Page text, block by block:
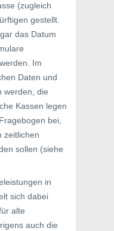
(zugleich
gestellt.
das Datum
Im
Daten und
werden, die
Kassen legen
bei,
zeitlichen
sollen (siehe
in
sich dabei
alte
auch die